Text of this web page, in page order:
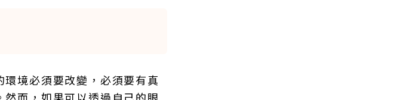
境必須要改變，必須要有真